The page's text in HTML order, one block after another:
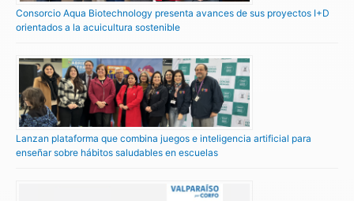
Consorcio Aqua Biotechnology presenta avances de sus proyectos I+D
orientados a la acuicultura sostenible
Lanzan plataforma que combina juegos e inteligencia artificial para
enseñar sobre hábitos saludables en escuelas